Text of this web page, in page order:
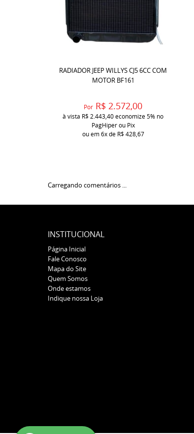
RADIADOR JEEP WILLYS CJ5 6CC COM
MOTOR BF161
Por R$ 2.572,00
à vista R$ 2.443,40economize5% no
PagHiper ou Pix
ou em6xde R$ 428,67
Carregando comentários ...
INSTITUCIONAL
Página Inicial
Fale Conosco
Mapa do Site
Quem Somos
Onde estamos
Indique nossa Loja